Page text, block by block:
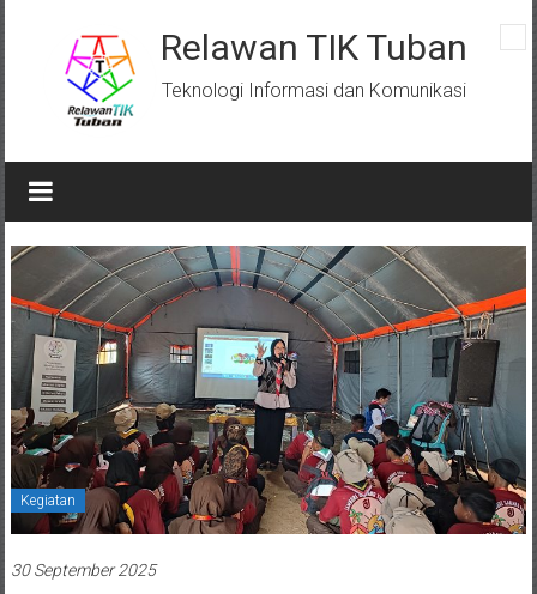
Relawan TIK Tuban
Teknologi Informasi dan Komunikasi
Kegiatan
30 September 2025